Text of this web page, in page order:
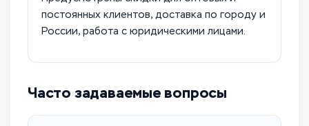
постоянных клиентов, доставка по городу и
России, работа с юридическими лицами.
Часто задаваемые вопросы